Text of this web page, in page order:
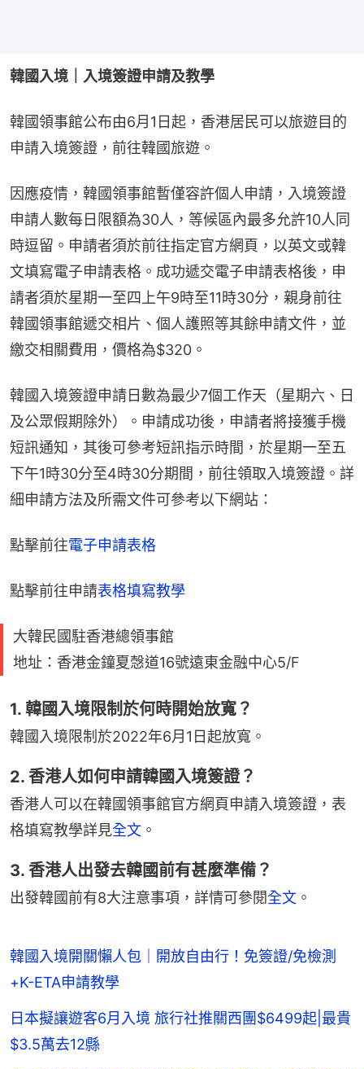
韓國入境｜入境簽證申請及教學
韓國領事館公布由6月1日起，香港居民可以旅遊目的
申請入境簽證，前往韓國旅遊。
因應疫情，韓國領事館暫僅容許個人申請，入境簽證
申請人數每日限額為30人，等候區內最多允許10人同
時逗留。申請者須於前往指定官方網頁，以英文或韓
文填寫電子申請表格。成功遞交電子申請表格後，申
請者須於星期一至四上午9時至11時30分，親身前往
韓國領事館遞交相片、個人護照等其餘申請文件，並
繳交相關費用，價格為$320。
韓國入境簽證申請日數為最少7個工作天（星期六、日
及公眾假期除外）。申請成功後，申請者將接獲手機
短訊通知，其後可參考短訊指示時間，於星期一至五
下午1時30分至4時30分期間，前往領取入境簽證。詳
細申請方法及所需文件可參考以下網站：
點擊前往電子申請表格
點擊前往申請表格填寫教學
大韓民國駐香港總領事館
地址：香港金鐘夏愨道16號遠東金融中心5/F
1. 韓國入境限制於何時開始放寬？
韓國入境限制於2022年6月1日起放寬。
2. 香港人如何申請韓國入境簽證？
香港人可以在韓國領事館官方網頁申請入境簽證，表
格填寫教學詳見全文 。
3. 香港人出發去韓國前有甚麼準備？
出發韓國前有8大注意事項，詳情可參閱全文 。
韓國入境開關懶人包｜開放自由行！免簽證/免檢測
+K-ETA申請教學
日本擬讓遊客6月入境 旅行社推關西團$6499起|最貴
$3.5萬去12縣